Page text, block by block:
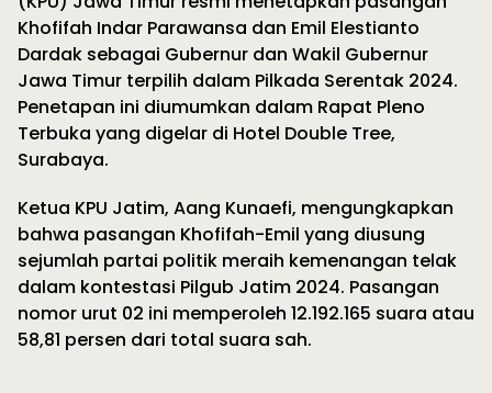
Khofifah Indar Parawansa dan Emil Elestianto
Dardak sebagai Gubernur dan Wakil Gubernur
Jawa Timur terpilih dalam Pilkada Serentak 2024.
Penetapan ini diumumkan dalam Rapat Pleno
Terbuka yang digelar di Hotel Double Tree,
Surabaya.
Ketua KPU Jatim, Aang Kunaefi, mengungkapkan
bahwa pasangan Khofifah-Emil yang diusung
sejumlah partai politik meraih kemenangan telak
dalam kontestasi Pilgub Jatim 2024. Pasangan
nomor urut 02 ini memperoleh 12.192.165 suara atau
58,81 persen dari total suara sah.